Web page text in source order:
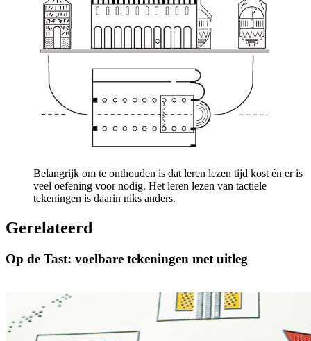
Belangrijk om te onthouden is dat leren lezen tijd kost én er is
veel oefening voor nodig. Het leren lezen van tactiele
tekeningen is daarin niks anders.
Gerelateerd
Op de Tast: voelbare tekeningen met uitleg